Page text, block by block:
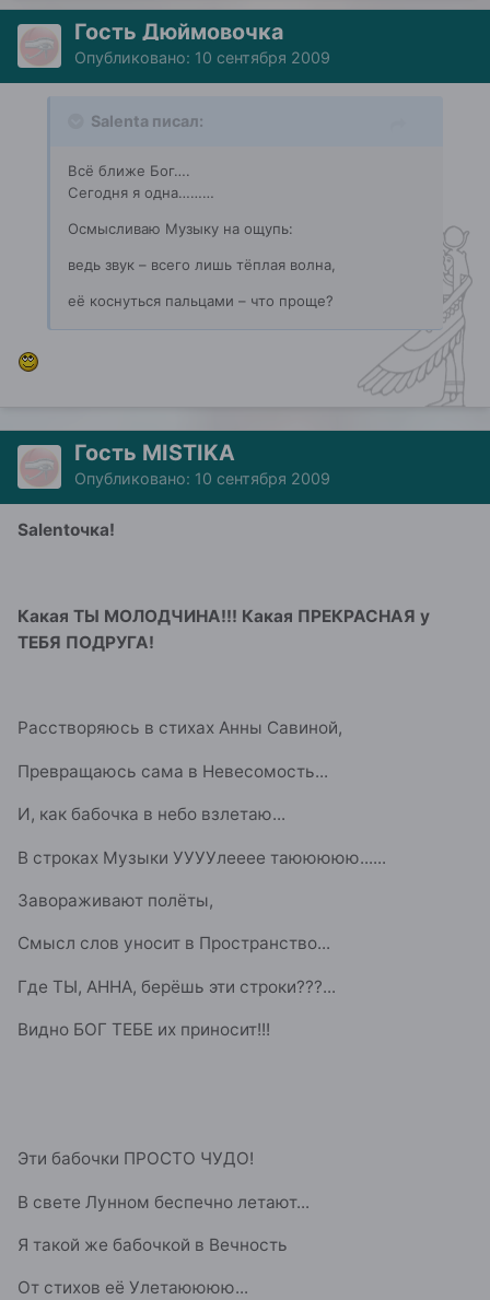
Гость Дюймовочка
Опубликовано: 10 сентября 2009
Salenta писал:
Всё ближе Бог….
Сегодня я одна………
Осмысливаю Музыку на ощупь:
ведь звук – всего лишь тёплая волна,
её коснуться пальцами – что проще?
Гость MISTIKA
Опубликовано: 10 сентября 2009
Salentочка!
Какая ТЫ МОЛОДЧИНА!!! Какая ПРЕКРАСНАЯ у
ТЕБЯ ПОДРУГА!
Расстворяюсь в стихах Анны Савиной,
Превращаюсь сама в Невесомость...
И, как бабочка в небо взлетаю...
В строках Музыки УУУУлееее таююююю......
Завораживают полёты,
Смысл слов уносит в Пространство...
Где ТЫ, АННА, берёшь эти строки???...
Видно БОГ ТЕБЕ их приносит!!!
Эти бабочки ПРОСТО ЧУДО!
В свете Лунном беспечно летают...
Я такой же бабочкой в Вечность
От стихов её Улетаюююю...